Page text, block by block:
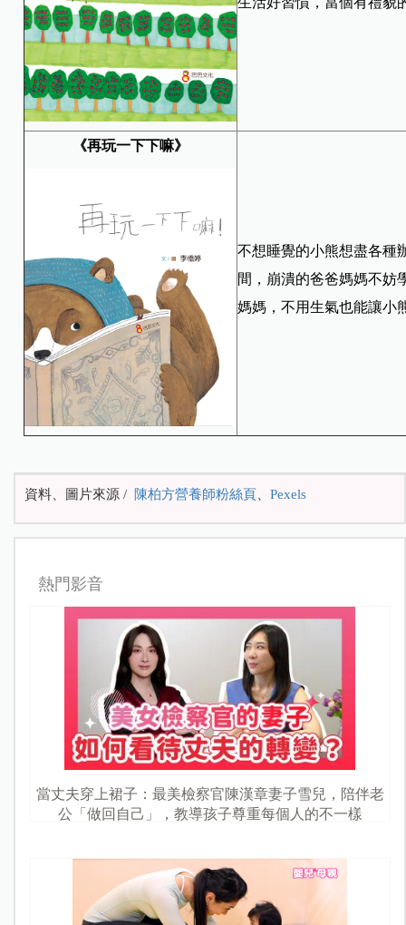
《再玩一下下嘛》
不想睡覺的小熊想盡各種
間，崩潰的爸爸媽媽不妨
媽媽，不用生氣也能讓小
資料、圖片來源 / 陳柏方營養師粉絲頁 Pexels
熱門影音
當丈夫穿上裙子：最美檢察官陳漢章妻子雪兒，陪伴老
公「做回自己」，教導孩子尊重每個人的不一樣